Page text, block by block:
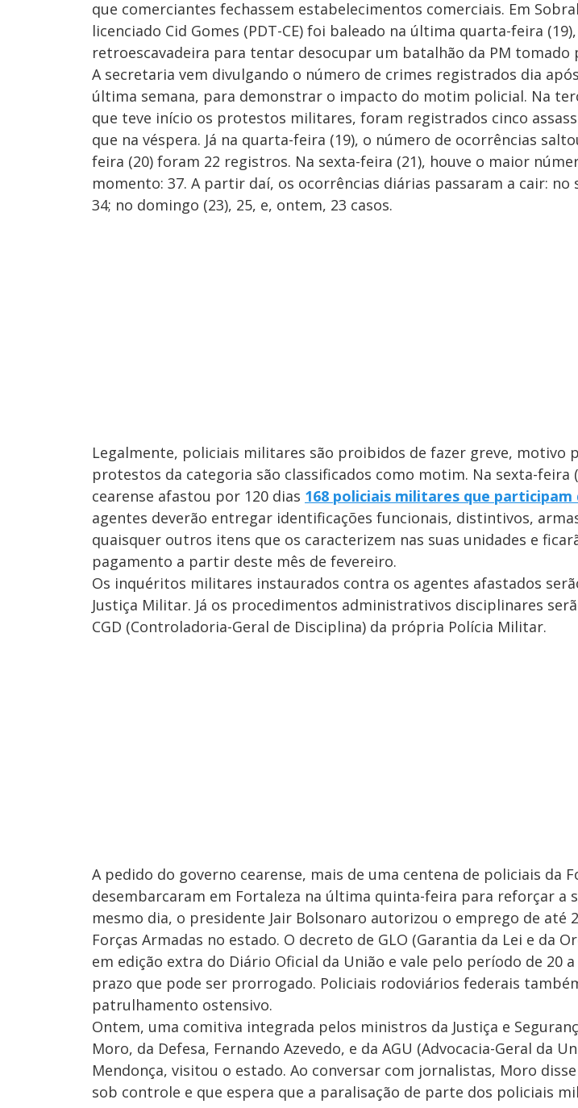
que comerciantes fechassem estabelecimentos comerciais. Em
licenciado Cid Gomes (PDT-CE) foi baleado na última quarta-feira
retroescavadeira para tentar desocupar um batalhão da PM tomado
A secretaria vem divulgando o número de crimes registrados dia
última semana, para demonstrar o impacto do motim policial. Na
que teve início os protestos militares, foram registrados cinco
que na véspera. Já na quarta-feira (19), o número de ocorrências
feira (20) foram 22 registros. Na sexta-feira (21), houve o maior
momento: 37. A partir daí, os ocorrências diárias passaram a cair: no
34; no domingo (23), 25, e, ontem, 23 casos.
Legalmente, policiais militares são proibidos de fazer greve, motivo
protestos da categoria são classificados como motim. Na sexta-feira
cearense afastou por 120 dias 168 policiais militares que participam
agentes deverão entregar identificações funcionais, distintivos,
quaisquer outros itens que os caracterizem nas suas unidades e
pagamento a partir deste mês de fevereiro.
Os inquéritos militares instaurados contra os agentes afastados
Justiça Militar. Já os procedimentos administrativos disciplinares
CGD (Controladoria-Geral de Disciplina) da própria Polícia Militar.
A pedido do governo cearense, mais de uma centena de policiais da
desembarcaram em Fortaleza na última quinta-feira para reforçar a
mesmo dia, o presidente Jair Bolsonaro autorizou o emprego de até
Forças Armadas no estado. O decreto de GLO (Garantia da Lei e da
em edição extra do Diário Oficial da União e vale pelo período de 20
prazo que pode ser prorrogado. Policiais rodoviários federais
patrulhamento ostensivo.
Ontem, uma comitiva integrada pelos ministros da Justiça e
Moro, da Defesa, Fernando Azevedo, e da AGU (Advocacia-Geral da
Mendonça, visitou o estado. Ao conversar com jornalistas, Moro
sob controle e que espera que a paralisação de parte dos policiais